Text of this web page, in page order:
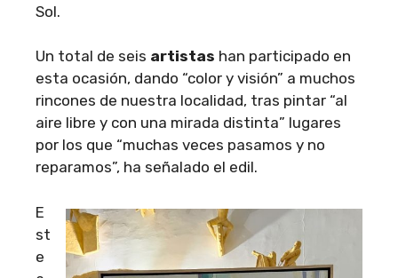
Sol.
Un total de seis artistas han participado en
esta ocasión, dando “color y visión” a muchos
rincones de nuestra localidad, tras pintar “al
aire libre y con una mirada distinta” lugares
por los que “muchas veces pasamos y no
reparamos”, ha señalado el edil.
E
st
e